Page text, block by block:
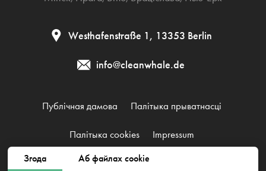
Згода Аб файлах cookie
Westhafenstraße 1, 13353 Berlin
info@cleanwhale.de
Публічная дамова Палітыка прыватнасці
Палітыка cookies Impressum